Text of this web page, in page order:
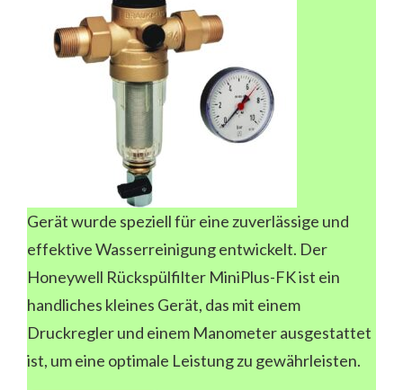
Gerät wurde speziell für eine zuverlässige und
effektive Wasserreinigung entwickelt. Der
Honeywell Rückspülfilter MiniPlus-FK ist ein
handliches kleines Gerät, das mit einem
Druckregler und einem Manometer ausgestattet
ist, um eine optimale Leistung zu gewährleisten.